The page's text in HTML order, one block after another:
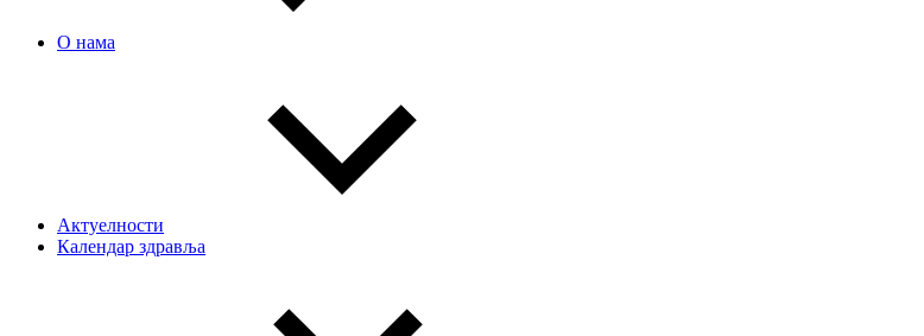
О нама
Актуелности
Календар здравља